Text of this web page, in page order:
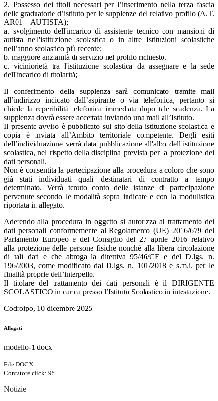
2. Possesso dei titoli necessari per l’inserimento nella terza fascia
delle graduatorie d’istituto per le supplenze del relativo profilo (A.T.
AR01 – AUTISTA);
a. svolgimento dell'incarico di assistente tecnico con mansioni di
autista nell'istituzione scolastica o in altre Istituzioni scolastiche
nell’anno scolastico più recente;
b. maggiore anzianità di servizio nel profilo richiesto.
c. viciniorietà tra l'istituzione scolastica da assegnare e la sede
dell'incarico di titolarità;
Il conferimento della supplenza sarà comunicato tramite mail
all’indirizzo indicato dall’aspirante o via telefonica, pertanto si
chiede la reperibilità telefonica immediata dopo tale scadenza. La
supplenza dovrà essere accettata inviando una mail all’Istituto.
Il presente avviso è pubblicato sul sito della istituzione scolastica e
copia è inviata all’Ambito territoriale competente. Degli esiti
dell’individuazione verrà data pubblicazione all'albo dell’istituzione
scolastica, nel rispetto della disciplina prevista per la protezione dei
dati personali.
Non è consentita la partecipazione alla procedura a coloro che sono
già stati individuati quali destinatari di contratto a tempo
determinato. Verrà tenuto conto delle istanze di partecipazione
pervenute secondo le modalità sopra indicate e con la modulistica
riportata in allegato.
Aderendo alla procedura in oggetto si autorizza al trattamento dei
dati personali conformemente al Regolamento (UE) 2016/679 del
Parlamento Europeo e del Consiglio del 27 aprile 2016 relativo
alla protezione delle persone fisiche nonché alla libera circolazione
di tali dati e che abroga la direttiva 95/46/CE e del D.lgs. n.
196/2003, come modificato dal D.lgs. n. 101/2018 e s.m.i. per le
finalità proprie dell’interpello.
Il titolare del trattamento dei dati personali è il DIRIGENTE
SCOLASTICO in carica presso l’Istituto Scolastico in intestazione.
Codroipo, 10 dicembre 2025
Allegati
modello-1.docx
File DOCX
Contatore click: 95
Notizie